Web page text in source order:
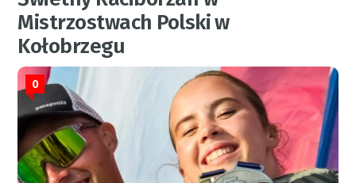
Mistrzostwach Polski w
Kołobrzegu
0